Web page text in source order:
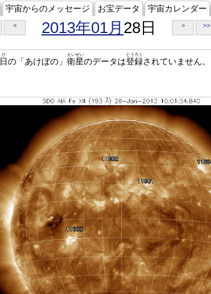
宇宙からのメッセージ お宝データ 宇宙カレンダー
< 2013年01月 28日 > >>
日
ひ
の「あけぼの」 衛星
えいせい
のデータは登録
とうろく
されていません。